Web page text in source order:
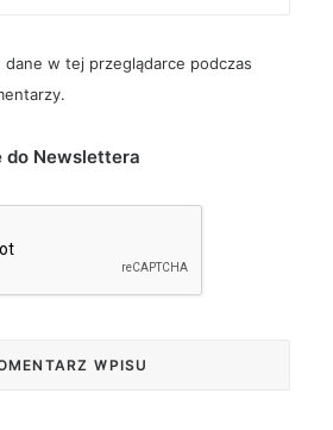
dane w tej przeglądarce podczas
do Newslettera